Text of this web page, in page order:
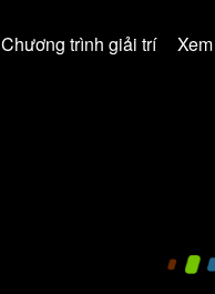
Chương trình giải trí